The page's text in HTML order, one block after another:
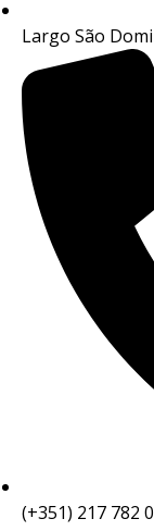
Largo São
(+351) 217 782